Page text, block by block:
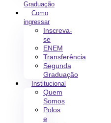
Graduação
Como
ingressar
Inscreva-
se
ENEM
Transferência
Segunda
Graduação
Institucional
Quem
Somos
Polos
e